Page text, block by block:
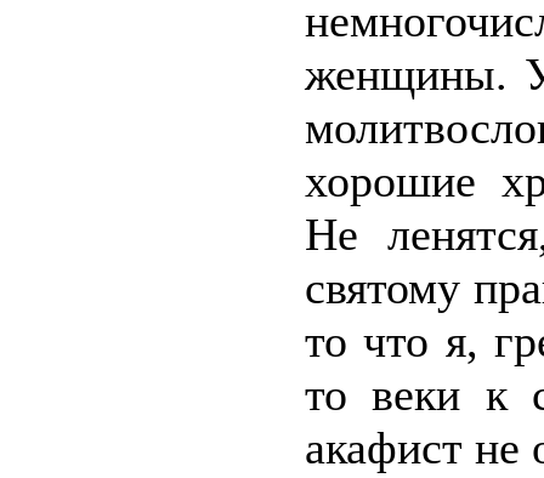
женщины. У
хорошие
Не
святому
то что я,
то веки к
акафист не